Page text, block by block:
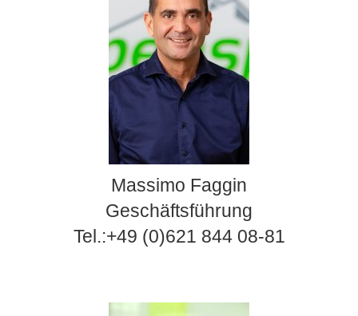
Massimo Faggin
Geschäftsführung
Tel.:+49 (0)621 844 08-81